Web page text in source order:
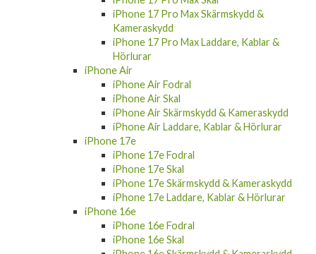
iPhone 17 Pro Max Skärmskydd &
Kameraskydd
iPhone 17 Pro Max Laddare, Kablar &
Hörlurar
iPhone Air
iPhone Air Fodral
iPhone Air Skal
iPhone Air Skärmskydd & Kameraskydd
iPhone Air Laddare, Kablar & Hörlurar
iPhone 17e
iPhone 17e Fodral
iPhone 17e Skal
iPhone 17e Skärmskydd & Kameraskydd
iPhone 17e Laddare, Kablar & Hörlurar
iPhone 16e
iPhone 16e Fodral
iPhone 16e Skal